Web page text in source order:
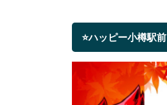
⭐ハッピー小樽駅前